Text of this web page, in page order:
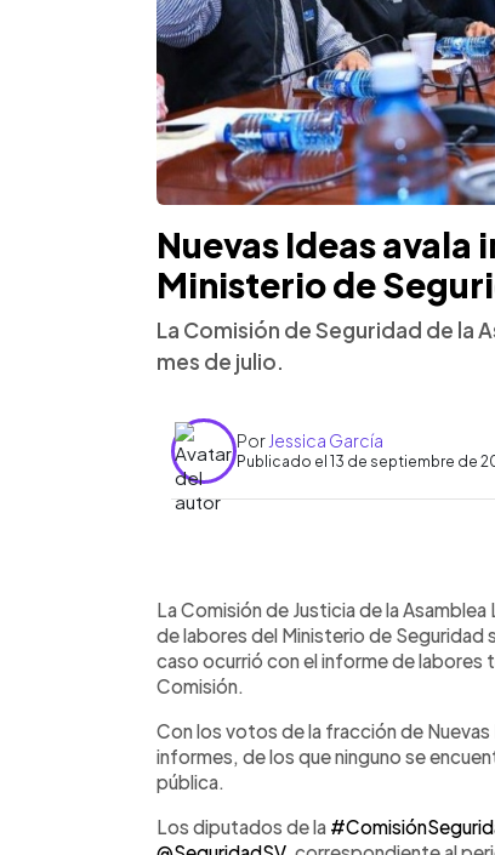
Nuevas Ideas
Ministerio de
La Comisión de Seguridad de la
mes de julio.
Por Jessica García
Publicado el 13 de septiembre de
► Escuchar artículo
La Comisión de Justicia de la
de labores del Ministerio de Seguridad
caso ocurrió con el informe de labores
Comisión.
Con los votos de la fracción de
informes, de los que ninguno se
pública.
Los diputados de la